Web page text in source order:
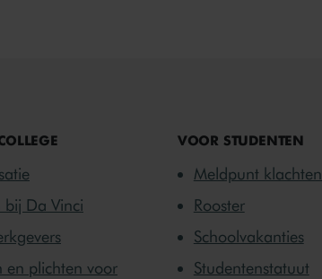
bij Da Vinci
en plichten voor
VOOR STUDENTEN
Meldpunt
Rooster
Schoolvakanties
Studentenstatuut